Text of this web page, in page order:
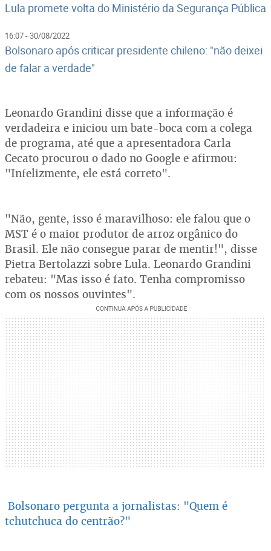
Lula promete volta do Ministério da Segurança Pública
16:07 - 30/08/2022
Bolsonaro após criticar presidente chileno: "não deixei
de falar a verdade"
Leonardo Grandini disse que a informação é
verdadeira e iniciou um bate-boca com a colega
de programa, até que a apresentadora Carla
Cecato procurou o dado no Google e afirmou:
"Infelizmente, ele está correto".
"Não, gente, isso é maravilhoso: ele falou que o
MST é o maior produtor de arroz orgânico do
Brasil. Ele não consegue parar de mentir!", disse
Pietra Bertolazzi sobre Lula. Leonardo Grandini
rebateu: "Mas isso é fato. Tenha compromisso
com os nossos ouvintes".
Bolsonaro pergunta a jornalistas: "Quem é
tchutchuca do centrão?"